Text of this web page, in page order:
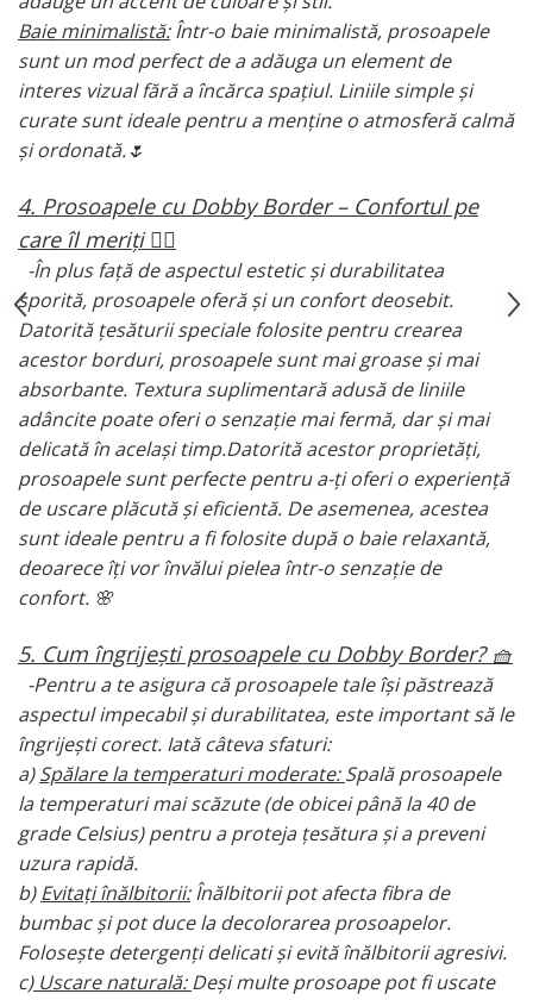
Baie minimalistă:Într-o baie minimalistă, prosoapele
sunt un mod perfect de a adăuga un element de
interes vizual fără a încărca spațiul. Liniile simple și
curate sunt ideale pentru a menține o atmosferă calmă
și ordonată.🌷
4. Prosoapele cu Dobby Border – Confortul pe
care îl meriți 💆‍♀️
-În plus față de aspectul estetic și durabilitatea
sporită, prosoapele oferă și un confort deosebit.
Datorită țesăturii speciale folosite pentru crearea
acestor borduri, prosoapele sunt mai groase și mai
absorbante. Textura suplimentară adusă de liniile
adâncite poate oferi o senzație mai fermă, dar și mai
delicată în același timp.Datorită acestor proprietăți,
prosoapele sunt perfecte pentru a-ți oferi o experiență
de uscare plăcută și eficientă. De asemenea, acestea
sunt ideale pentru a fi folosite după o baie relaxantă,
deoarece îți vor învălui pielea într-o senzație de
confort. 🌸
5. Cum îngrijești prosoapele cu Dobby Border? 🧺
-Pentru a te asigura că prosoapele tale își păstrează
aspectul impecabil și durabilitatea, este important să le
îngrijești corect. Iată câteva sfaturi:
a)Spălare la temperaturi moderate:Spală prosoapele
la temperaturi mai scăzute (de obicei până la 40 de
grade Celsius) pentru a proteja țesătura și a preveni
uzura rapidă.
b)Evitați înălbitorii:Înălbitorii pot afecta fibra de
bumbac și pot duce la decolorarea prosoapelor.
Folosește detergenți delicati și evită înălbitorii agresivi.
c)Uscare naturală:Deși multe prosoape pot fi uscate